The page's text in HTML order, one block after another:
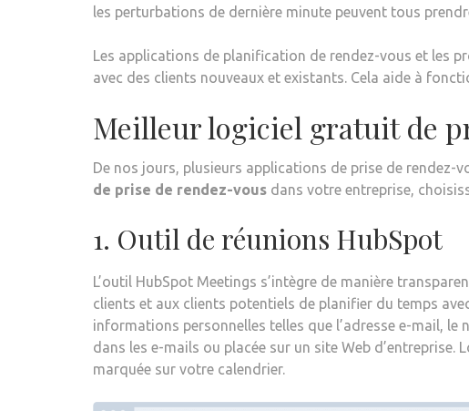
les perturbations de dernière minute peuvent tous
Les applications de planification de rendez-vous et les
avec des clients nouveaux et existants. Cela aide à
Meilleur logiciel gratuit de
De nos jours, plusieurs applications de prise de
de prise de rendez-vous dans votre entreprise,
1. Outil de réunions HubSpot
L’outil HubSpot Meetings s’intègre de manière
clients et aux clients potentiels de planifier du temps
informations personnelles telles que l’adresse e-mail,
dans les e-mails ou placée sur un site Web
marquée sur votre calendrier.